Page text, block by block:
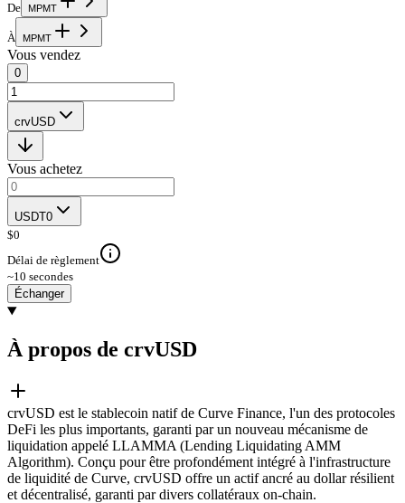
De MPMT
À MPMT
Vous vendez
0
crvUSD
Vous achetez
USDT0
$0
Délai de règlement
~10 secondes
Échanger
À propos de crvUSD
crvUSD est le stablecoin natif de Curve Finance, l'un des protocoles
DeFi les plus importants, garanti par un nouveau mécanisme de
liquidation appelé LLAMMA (Lending Liquidating AMM
Algorithm). Conçu pour être profondément intégré à l'infrastructure
de liquidité de Curve, crvUSD offre un actif ancré au dollar résilient
et décentralisé, garanti par divers collatéraux on-chain.